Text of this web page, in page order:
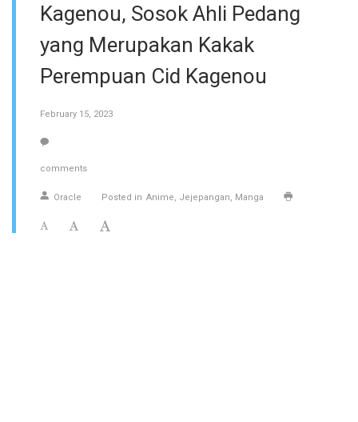
Kagenou, Sosok Ahli Pedang
yang Merupakan Kakak
Perempuan Cid Kagenou
February 15, 2023
comments
Oracle Posted in Anime Jejepangan Manga